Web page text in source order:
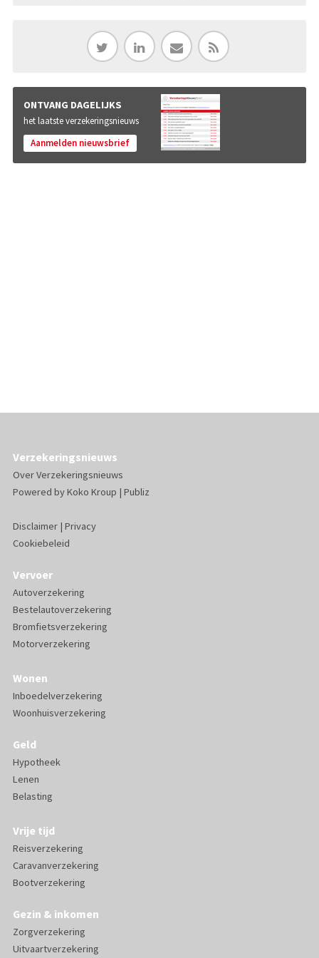
ONTVANG DAGELIJKS
het laatste verzekeringsnieuws
Aanmelden nieuwsbrief
Verzekeringsnieuws
Over Verzekeringsnieuws
Powered byKoko Kroup | Publiz
Disclaimer| Privacy
Cookiebeleid
Vervoer
Autoverzekering
Bestelautoverzekering
Bromfietsverzekering
Motorverzekering
Wonen
Inboedelverzekering
Woonhuisverzekering
Geld
Hypotheek
Lenen
Belasting
Vrije tijd
Reisverzekering
Caravanverzekering
Bootverzekering
Gezin & inkomen
Zorgverzekering
Uitvaartverzekering